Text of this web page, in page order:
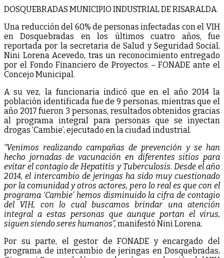
DOSQUEBRADAS MUNICIPIO INDUSTRIAL DE RISARALDA.
Una reducción del 60% de personas infectadas con el VIH
en Dosquebradas en los últimos cuatro años, fue
reportada por la secretaria de Salud y Seguridad Social,
Nini Lorena Acevedo, tras un reconocimiento entregado
por el Fondo Financiero de Proyectos – FONADE ante el
Concejo Municipal.
A su vez, la funcionaria indicó que en el año 2014 la
población identificada fue de 9 personas, mientras que el
año 2017 fueron 3 personas, resultados obtenidos gracias
al programa integral para personas que se inyectan
drogas ‘Cambie’, ejecutado en la ciudad industrial.
“Venimos realizando campañas de prevención y se han
hecho jornadas de vacunación en diferentes sitios para
evitar el contagio de Hepatitis y Tuberculosis. Desde el año
2014, el intercambio de jeringas ha sido muy cuestionado
por la comunidad y otros actores, pero lo real es que con el
programa ‘Cambie’ hemos disminuido la cifra de contagio
del VIH, con lo cual buscamos brindar una atención
integral a estas personas que aunque portan el virus,
siguen siendo seres humanos”, manifestó Nini Lorena.
Por su parte, el gestor de FONADE y encargado del
programa de intercambio de jeringas en Dosquebradas,